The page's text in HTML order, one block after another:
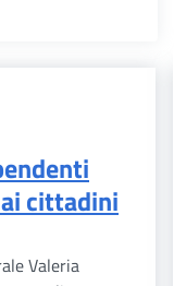
cittadini
Valeria